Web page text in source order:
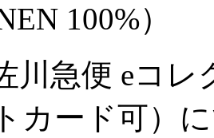
100%）
川急便 eコ
カード可）